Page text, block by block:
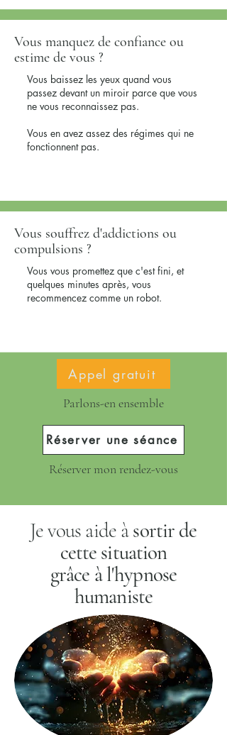
Vous manquez de confiance ou
estime de vous ?
Vous baissez les yeux quand vous
passez devant un miroir parce que vous
ne vous reconnaissez pas.
Vous en avez assez des régimes qui ne
fonctionnent pas.
Vous souffrez d'addictions ou
compulsions ?
Vous vous promettez que c'est fini, et
quelques minutes après, vous
recommencez comme un robot.
Appel gratuit
Parlons-en ensemble
Réserver une séance
Réserver mon rendez-vous
Je vous aide àsortir de
cette situation
grâce à l'hypnose
humaniste